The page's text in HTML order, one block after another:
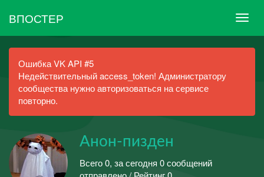
ВПОСТЕР
Ошибка VK API #5
Недействительный access_token! Администратору
сообщества нужно авторизоваться на сервисе
повторно.
Анон-пизден
Всего 0, за сегодня 0 сообщений